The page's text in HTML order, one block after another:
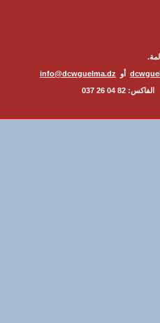
أوinfo@dcwguelma.dz